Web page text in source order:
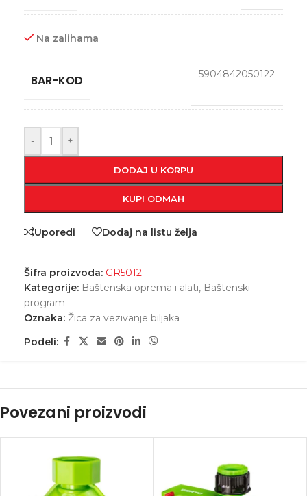
Na zalihama
BAR-KOD 5904842050122
- +
DODAJ U KORPU
KUPI ODMAH
Uporedi Dodaj na listu želja
Šifra proizvoda: GR5012
Kategorije: Baštenska oprema i alati, Baštenski
program
Oznaka: Žica za vezivanje biljaka
Podeli:
Povezani proizvodi